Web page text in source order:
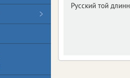
Русский той